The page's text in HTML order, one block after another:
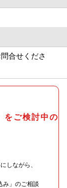
合せくださ
をご検討中の
しながら、
み」のご相談